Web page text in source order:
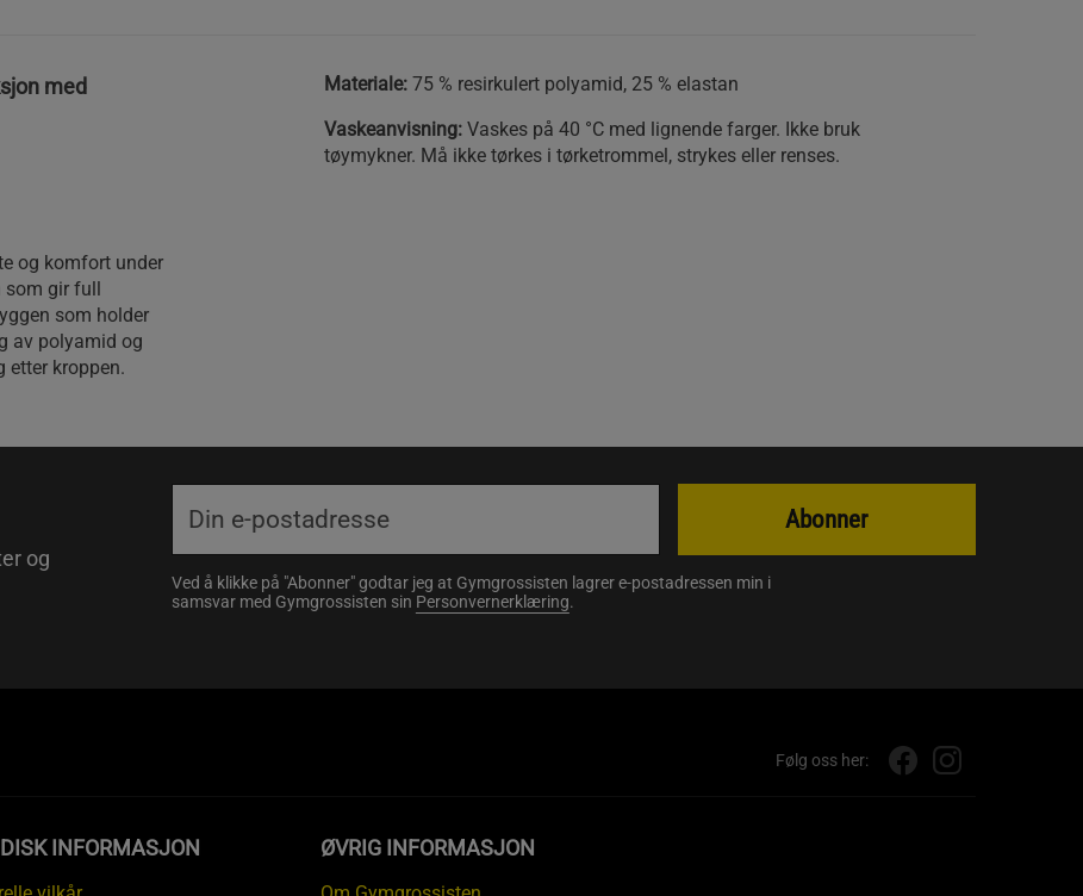
med
og komfort under
som gir full
som holder
av polyamid og
etter kroppen.
Materiale:75 % resirkulert polyamid, 25 % elastan
Vaskeanvisning:Vaskes på 40 °C med lignende farger. Ikke bruk
tøymykner. Må ikke tørkes i tørketrommel, strykes eller renses.
og
Ved å klikke på "Abonner" godtar jeg at Gymgrossisten lagrer e-postadressen min i
samsvar med Gymgrossisten sin Personvernerklæring.
Abonner
Følg oss her:
INFORMASJON ØVRIG INFORMASJON